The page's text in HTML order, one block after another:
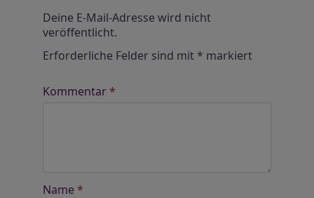
Deine E-Mail-Adresse wird nicht
veröffentlicht.
Erforderliche Felder sind mit* markiert
Kommentar*
Name *